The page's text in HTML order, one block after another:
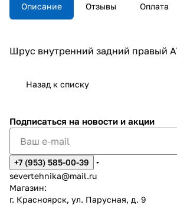
Описание Отзывы Оплата
Шрус внутренний задний правый
Назад к списку
Подписаться на новости и акции
+7 (953) 585-00-39
severtehnika@mail.ru
Магазин:
г. Красноярск, ул. Парусная, д. 9